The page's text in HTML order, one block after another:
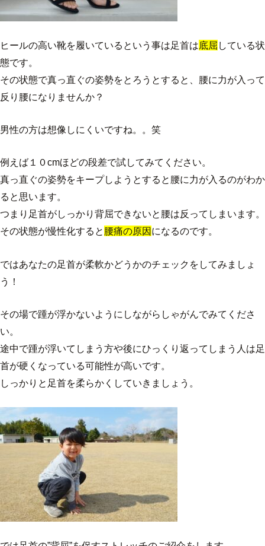
ヒールの高い靴を履いているという事は足首は底屈 している状
態です。
その状態で真っ直ぐの姿勢をとろうとすると、腰に力が入って
反り腰になりませんか？
男性の方は想像しにくいですね。。笑
例えば１０cmほどの段差で試してみてください。
真っ直ぐの姿勢をキープしようとすると腰に力が入るのがわか
ると思います。
つまり足首がしっかり背屈できないと腰は反ってしまいます。
その状態が慢性化すると 腰痛の原因 になるのです。
ではあなたの足首が柔軟かどうかのチェックをしてみましょ
う！
その場で踵が浮かないようにしながらしゃがんでみてくださ
い。
途中で踵が浮いてしまう方や後にひっくり返ってしまう人は足
首が硬くなっている可能性が高いです。
しっかりと足首を柔らかくしていきましょう。